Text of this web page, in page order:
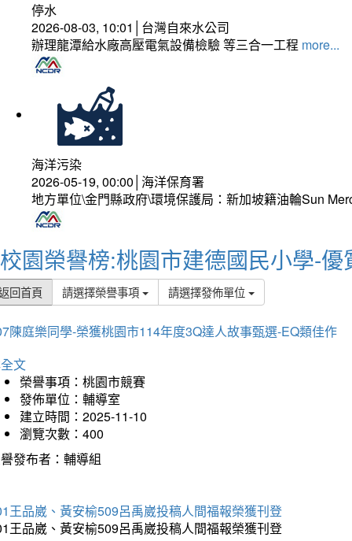
停水
2026-08-03, 10:01│台灣自來水公司
辦理龍潭給水廠高壓電氣設備檢驗 等三合一工程 more...
海洋污染
2026-05-19, 00:00│海洋保育署
地方單位\金門縣政府\環境保護局：新加坡籍油輪Sun
校園榮譽榜:桃園市建德國民小學-優
回首頁 請選擇榮譽事項 請選擇發佈單位
陳庭樂同學-榮獲桃園市114年度3Q達人故事甄選-EQ類佳作
文
榮譽事項：桃園市競賽
發佈單位：輔導室
建立時間：2025-11-10
瀏覽次數：400
發布者：輔導組
王品崴、黃安榆509呂禹崴投稿人間福報榮獲刊登
王品崴、黃安榆509呂禹崴投稿人間福報榮獲刊登